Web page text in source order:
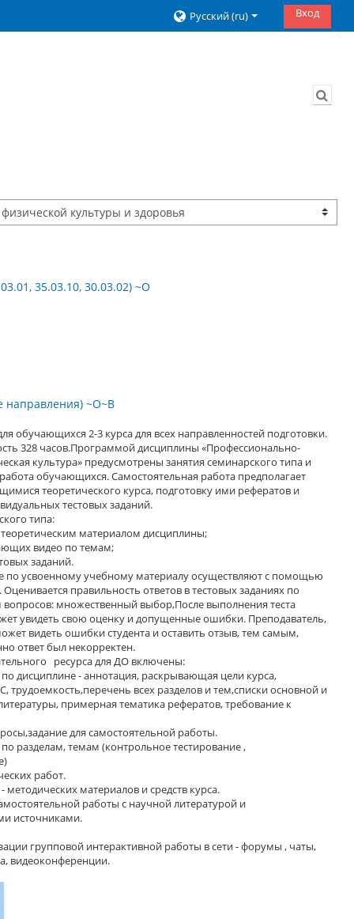
Русский ‎(ru)‎ Вход
35.03.10, 30.03.02) ~О
направления) ~О~В
обучающихся 2-3 курса для всех направленностей подготовки.
328 часов.Программой дисциплины «Профессионально-
культура» предусмотрены занятия семинарского типа и
обучающихся. Самостоятельная работа предполагает
теоретического курса, подготовку ими рефератов и
тестовых заданий.
типа:
материалом дисциплины;
видео по темам;
заданий.
по усвоенному учебному материалу осуществляют с помощью
Оценивается правильность ответов в тестовых заданиях по
множественный выбор,После выполнения теста
увидеть свою оценку и допущенные ошибки. Преподаватель,
видеть ошибки студента и оставить отзыв, тем самым,
ответ был некорректен.
ресурса для ДО включены:
дисциплине - аннотация, раскрывающая цели курса,
трудоемкость,перечень всех разделов и тем,списки основной и
примерная тематика рефератов, требование к
для самостоятельной работы.
разделам, темам (контрольное тестирование ,
работ.
материалов и средств курса.
работы с научной литературой и
источниками.
групповой интерактивной работы в сети - форумы , чаты,
видеоконференции.